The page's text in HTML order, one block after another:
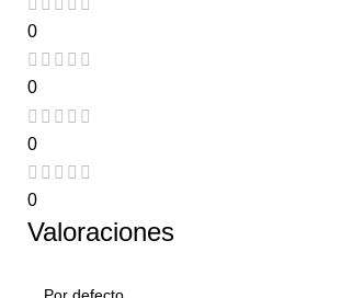
0
0
0
0
Valoraciones